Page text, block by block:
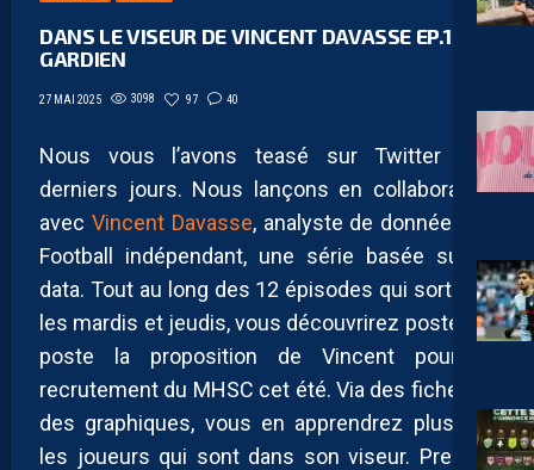
DANS LE VISEUR DE VINCENT DAVASSE EP.1 : LE
GARDIEN
27 MAI 2025 3098 97 40
Nous vous l’avons teasé sur Twitter ces
derniers jours. Nous lançons en collaboration
avec Vincent Davasse, analyste de données de
Football indépendant, une série basée sur la
data. Tout au long des 12 épisodes qui sortiront
les mardis et jeudis, vous découvrirez poste par
poste la proposition de Vincent pour le
recrutement du MHSC cet été. Via des fiches et
des graphiques, vous en apprendrez plus sur
les joueurs qui sont dans son viseur. Premier